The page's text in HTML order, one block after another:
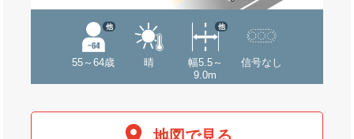
55～64歳
他
晴
幅5.5～
9.0m
他
信号なし